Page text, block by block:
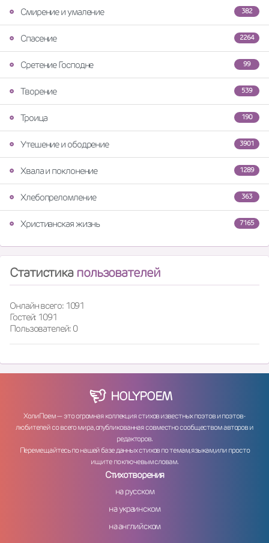
382
Смирение и умаление
2264
Спасение
99
Сретение Господне
539
Творение
190
Троица
3901
Утешение и ободрение
1289
Хвала и поклонение
363
Хлебопреломление
7165
Христианская жизнь
Статистика пользователей
Онлайн всего: 1091
Гостей: 1091
Пользователей: 0
HOLYPOEM
ХолиПоем — это огромная коллекция стихов известных поэтов и поэтов-
любителей со всего мира, опубликованная совместно сообществом авторов и
редакторов.
Перемещайтесь по нашей базе данных стихов по темам, языкам, или просто
ищите по ключевым словам.
Стихотворения
на русском
на украинском
на английском